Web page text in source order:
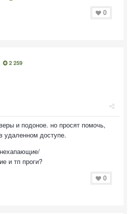
0
2 259
и подоное. но просят помочь,
удаленном доступе.
и тп проги?
0